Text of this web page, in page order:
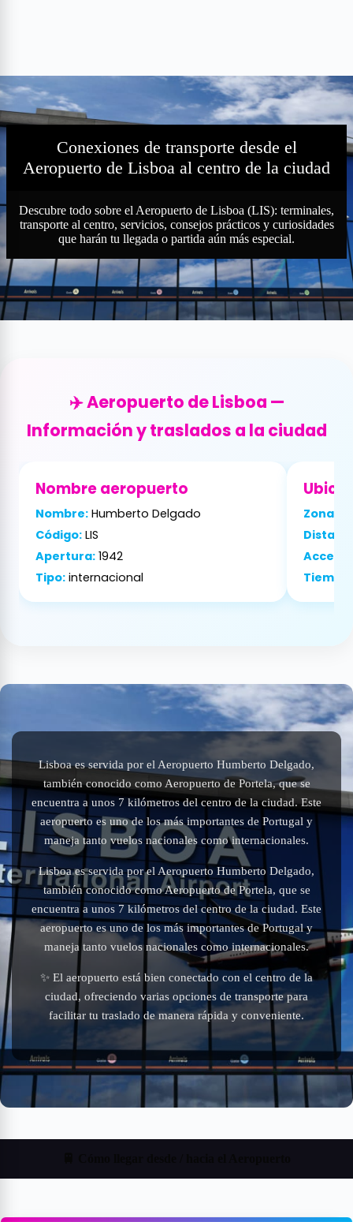
Conexiones de transporte desde el
Aeropuerto de Lisboa al centro de la ciudad
Descubre todo sobre el Aeropuerto de Lisboa (LIS): terminales,
transporte al centro, servicios, consejos prácticos y curiosidades
que harán tu llegada o partida aún más especial.
✈️ Aeropuerto de Lisboa —
Información y traslados a la ciudad
Nombre aeropuerto
Nombre:Humberto Delgado
Código:LIS
Apertura:1942
Tipo:internacional
Zona:
Acceso:
Tiempo:
Lisboa es servida por el Aeropuerto Humberto Delgado,
también conocido como Aeropuerto de Portela, que se
encuentra a unos 7 kilómetros del centro de la ciudad. Este
aeropuerto es uno de los más importantes de Portugal y
maneja tanto vuelos nacionales como internacionales.
Lisboa es servida por el Aeropuerto Humberto Delgado,
también conocido como Aeropuerto de Portela, que se
encuentra a unos 7 kilómetros del centro de la ciudad. Este
aeropuerto es uno de los más importantes de Portugal y
maneja tanto vuelos nacionales como internacionales.
✨ El aeropuerto está bien conectado con el centro de la
ciudad, ofreciendo varias opciones de transporte para
facilitar tu traslado de manera rápida y conveniente.